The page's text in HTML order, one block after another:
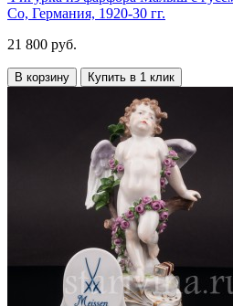
Co, Германия, 1920-30 гг.
21 800 руб.
В корзину Купить в 1 клик